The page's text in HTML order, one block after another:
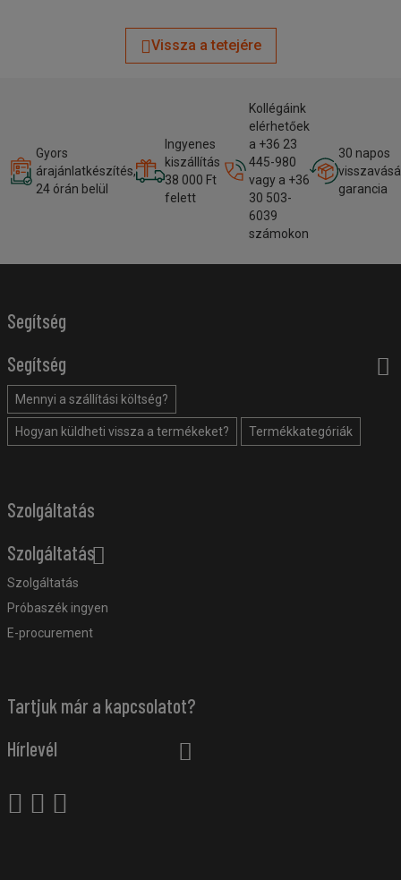
Vissza a tetejére
Gyors
árajánlatkészítés,
24 órán belül
Ingyenes
kiszállítás
38 000 Ft
felett
Kollégáink
elérhetőek
a +36 23
445-980
vagy a +36
30 503-
6039
számokon
30 napos
garancia
Segítség
Segítség
Mennyi a szállítási költség?
Hogyan küldheti vissza a termékeket? Termékkategóriák
Szolgáltatás
Szolgáltatás
Szolgáltatás
Próbaszék ingyen
E-procurement
Tartjuk már a kapcsolatot?
Hírlevél